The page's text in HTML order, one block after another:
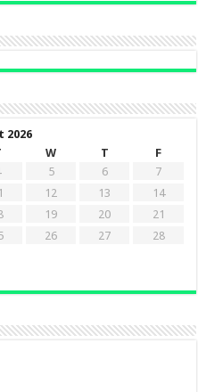
2026
W T
F
5 6
7
12 13
14
19 20
21
26 27
28